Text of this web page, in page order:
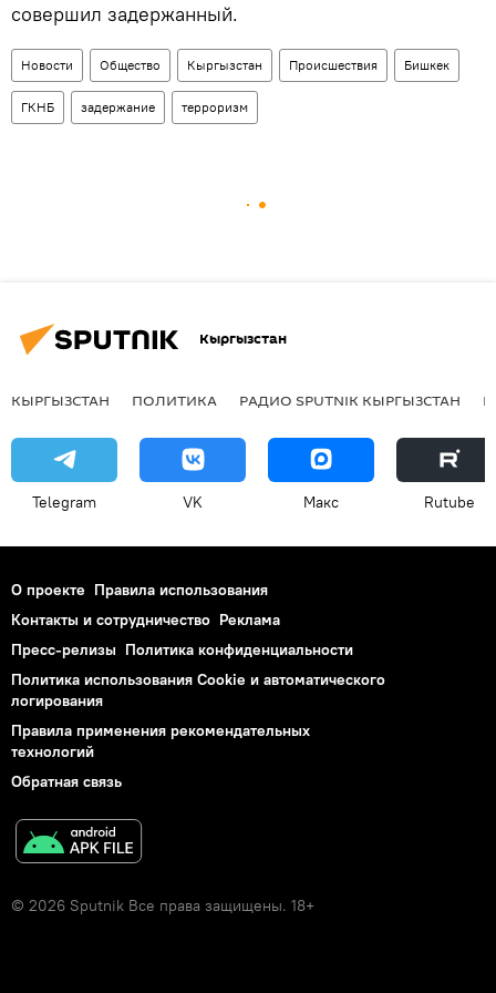
совершил задержанный.
Новости Общество Кыргызстан Происшествия Бишкек
ГКНБ задержание терроризм
Кыргызстан
КЫРГЫЗСТАН ПОЛИТИКА РАДИО SPUTNIK КЫРГЫЗСТАН
Telegram VK Макс Rutube
О проекте Правила использования
Контакты и сотрудничество Реклама
Пресс-релизы Политика конфиденциальности
Политика использования Cookie и автоматического
логирования
Правила применения рекомендательных
технологий
Обратная связь
© 2026 Sputnik Все права защищены. 18+